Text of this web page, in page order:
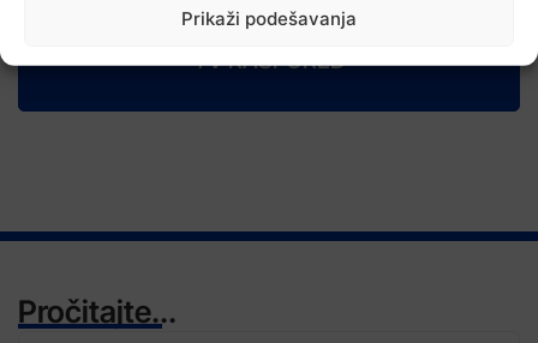
Prikaži podešavanja
TV RASPORED
Pročitajte...